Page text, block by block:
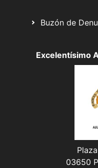
Buzón de
Excelentísimo
03650